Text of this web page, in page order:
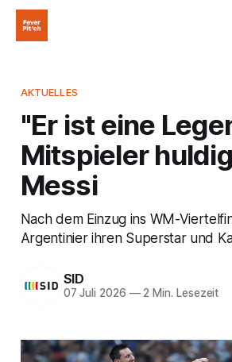
AKTUELLES
"Er ist eine
Mitspieler
Messi
Nach dem Einzug ins WM-
Argentinier ihren Superstar und
SID
07 Juli 2026 —2 Min. Lesezeit